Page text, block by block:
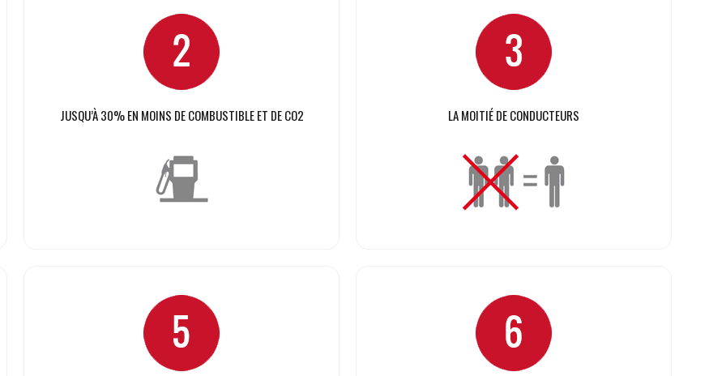
JUSQU’À 30% EN MOINS DE COMBUSTIBLE ET DE CO2 LA MOITIÉ DE CONDUCTEURS